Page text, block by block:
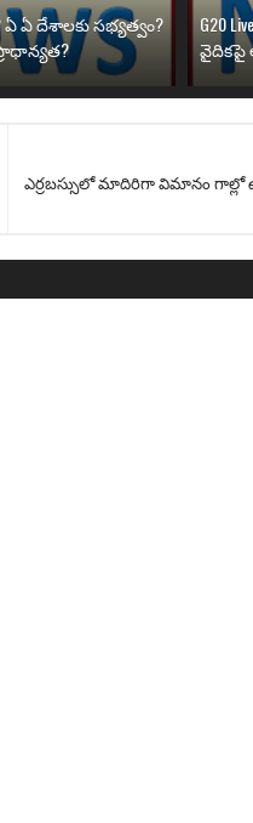
ఏ ఏ దేశాలకు సభ్యత్వం?
G20
వైదికపై
ఎర్రబస్సులో మాదిరిగా విమానం గాల్లో